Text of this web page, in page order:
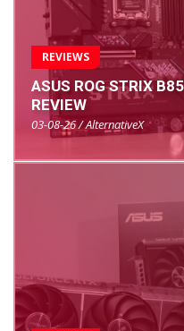
REVIEWS
ASUS ROG STRIX
REVIEW
03-08-26 / AlternativeX